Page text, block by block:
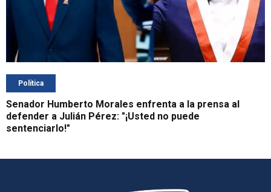
Política
Senador Humberto Morales enfrenta a la prensa al
defender a Julián Pérez: "¡Usted no puede
sentenciarlo!"